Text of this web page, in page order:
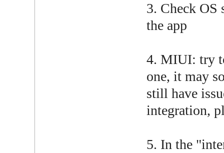
3. Check OS
the app
4. MIUI: try
one, it may
still have
integration,
5. In the